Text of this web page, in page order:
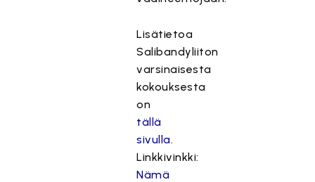
Lisätietoa
Salibandyliiton
varsinaisesta
kokouksesta
on
tällä
sivulla.
Linkkivinkki:
Nämä